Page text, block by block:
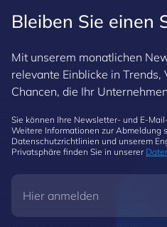
Bleiben Sie einen
Mit unserem monatlichen
relevante Einblicke in
Chancen, die Ihr
Sie können Ihre Newsletter- und E-
Weitere Informationen zur Abmeldung
Datenschutzrichtlinien und unserem
Privatsphäre finden Sie in unserer